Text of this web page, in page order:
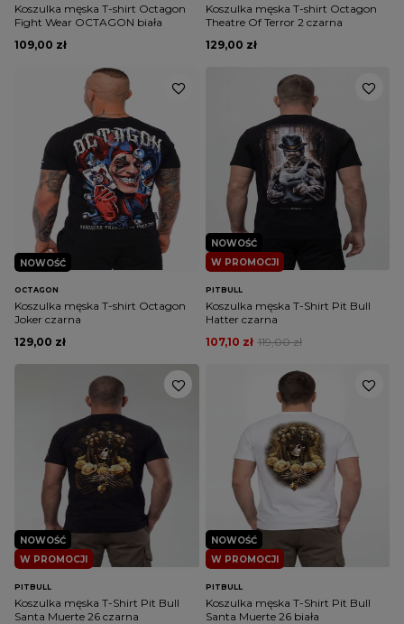
Koszulka męska T-shirt Octagon
Fight Wear OCTAGON biała
109,00 zł
Koszulka męska T-shirt Octagon
Theatre Of Terror 2 czarna
129,00 zł
NOWOŚĆ
OCTAGON
Koszulka męska T-shirt Octagon
Joker czarna
129,00 zł
W PROMOCJI
NOWOŚĆ
PITBULL
Koszulka męska T-Shirt Pit Bull
Hatter czarna
119,00 zł
107,10 zł
W PROMOCJI
NOWOŚĆ
PITBULL
Koszulka męska T-Shirt Pit Bull
Santa Muerte 26 czarna
W PROMOCJI
NOWOŚĆ
PITBULL
Koszulka męska T-Shirt Pit Bull
Santa Muerte 26 biała